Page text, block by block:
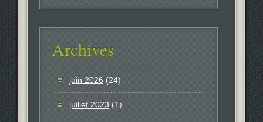
Archives
juin 2026 (24)
juillet 2023 (1)